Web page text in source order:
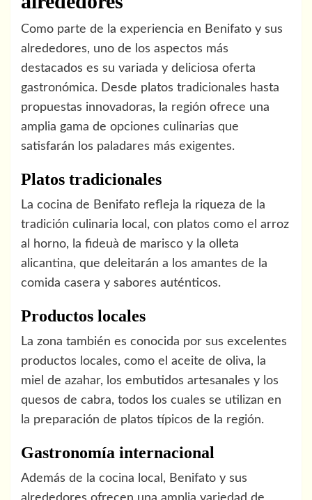
Como parte de la experiencia en Benifato y sus
alrededores, uno de los aspectos más
destacados es su variada y deliciosa oferta
gastronómica. Desde platos tradicionales hasta
propuestas innovadoras, la región ofrece una
amplia gama de opciones culinarias que
satisfarán los paladares más exigentes.
Platos tradicionales
La cocina de Benifato refleja la riqueza de la
tradición culinaria local, con platos como el arroz
al horno, la fideuà de marisco y la olleta
alicantina, que deleitarán a los amantes de la
comida casera y sabores auténticos.
Productos locales
La zona también es conocida por sus excelentes
productos locales, como el aceite de oliva, la
miel de azahar, los embutidos artesanales y los
quesos de cabra, todos los cuales se utilizan en
la preparación de platos típicos de la región.
Gastronomía internacional
Además de la cocina local, Benifato y sus